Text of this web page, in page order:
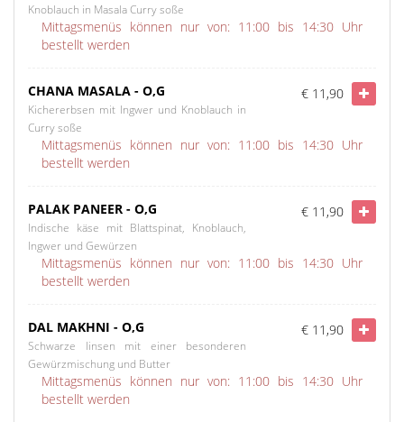
Knoblauch in Masala Curry soße
Mittagsmenüs können nur von: 11:00 bis 14:30 Uhr
bestellt werden
CHANA MASALA - O,G
Kichererbsen mit Ingwer und Knoblauch in
Curry soße
€ 11,90
Mittagsmenüs können nur von: 11:00 bis 14:30 Uhr
bestellt werden
PALAK PANEER - O,G
Indische käse mit Blattspinat, Knoblauch,
Ingwer und Gewürzen
€ 11,90
Mittagsmenüs können nur von: 11:00 bis 14:30 Uhr
bestellt werden
DAL MAKHNI - O,G
Schwarze linsen mit einer besonderen
Gewürzmischung und Butter
€ 11,90
Mittagsmenüs können nur von: 11:00 bis 14:30 Uhr
bestellt werden